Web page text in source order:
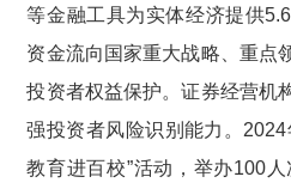
等金融工具为实体经济提供5.6
资金流向国家重大战略、重点
投资者权益保护。证券经营机
强投资者风险识别能力。 2024
教育进百校”活动，举办100